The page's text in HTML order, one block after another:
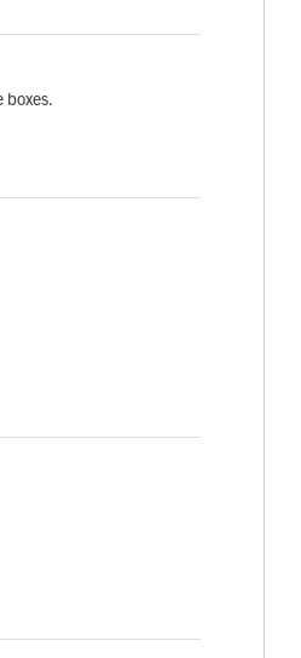
boxes.